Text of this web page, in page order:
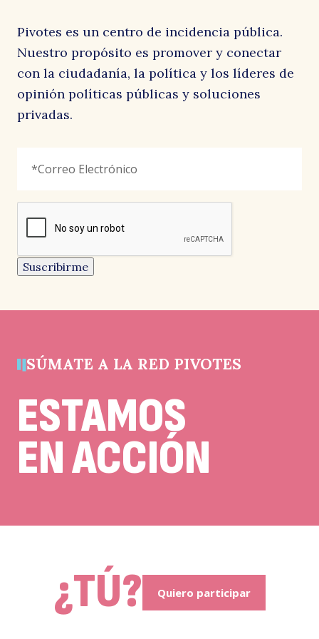
señala
campo
un
campo
de
debe
Electrónico *
reCAPTCHA
Suscribirme
Pivotes es un centro de incidencia pública.
Nuestro propósito es promover y conectar
con la ciudadanía, la política y los líderes de
opinión políticas públicas y soluciones
privadas.
SÚMATE A LA RED PIVOTES
ESTAMOS
EN ACCIÓN
¿TÚ? Quiero participar